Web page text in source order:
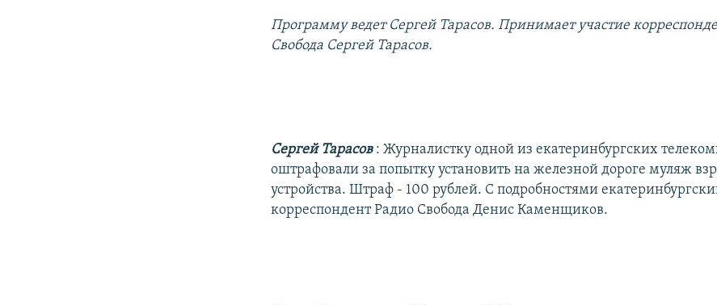
Программу ведет Сергей Тарасов. Принимает участие
Свобода Сергей Тарасов.
Сергей Тарасов : Журналистку одной из екатеринбургских
оштрафовали за попытку установить на железной дороге муляж
устройства. Штраф - 100 рублей. С подробностями
корреспондент Радио Свобода Денис Каменщиков.